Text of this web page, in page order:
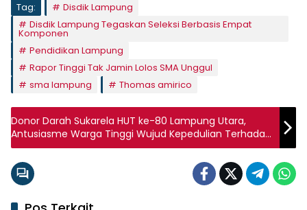
Tag:
Disdik Lampung
Disdik Lampung Tegaskan Seleksi Berbasis Empat
Komponen
Pendidikan Lampung
Rapor Tinggi Tak Jamin Lolos SMA Unggul
sma lampung
Thomas amirico
Donor Darah Sukarela HUT ke-80 Lampung Utara,
Antusiasme Warga Tinggi Wujud Kepedulian Terhadap
Kesehatan